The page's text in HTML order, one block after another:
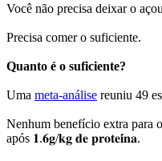
Você não precisa deixar o
Precisa comer o suficiente.
Quanto é o suficiente?
Uma meta-análise reuniu 49
Nenhum benefício extra para
após 𝟏.𝟔𝐠/𝐤𝐠 𝐝𝐞 𝐩𝐫𝐨𝐭𝐞𝐢́𝐧𝐚.